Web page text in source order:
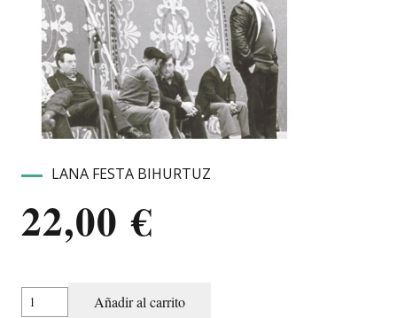
LANA FESTA BIHURTUZ
22,00€
LANA
Añadir al carrito